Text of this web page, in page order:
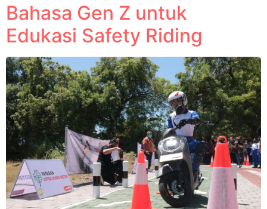
Bahasa Gen Z untuk
Edukasi Safety Riding